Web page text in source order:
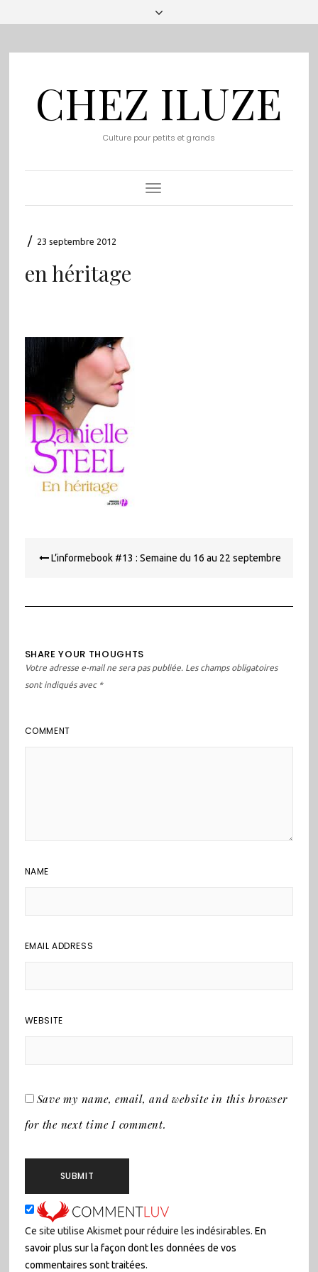
CHEZ ILUZE
Culture pour petits et grands
Toggle
Navigation
/ 23 septembre 2012
en héritage
de L’informebook #13 : Semaine du 16 au 22 septembre
SHARE YOUR THOUGHTS
Votre adresse e-mail ne sera pas publiée. Les champs obligatoires
sont indiqués avec *
COMMENT
NAME
EMAIL ADDRESS
WEBSITE
Save my name, email, and website in this browser
for the next time I comment.
Ce site utilise Akismet pour réduire les indésirables. En
savoir plus sur la façon dont les données de vos
commentaires sont traitées.